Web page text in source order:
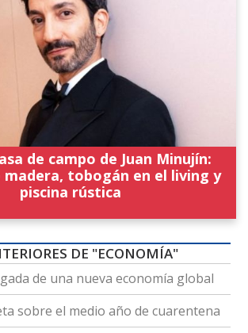
de campo de Juan Minujín:
madera, tobogán en el living y
piscina rústica
DE "ECONOMÍA"
de una nueva economía global
sobre el medio año de cuarentena